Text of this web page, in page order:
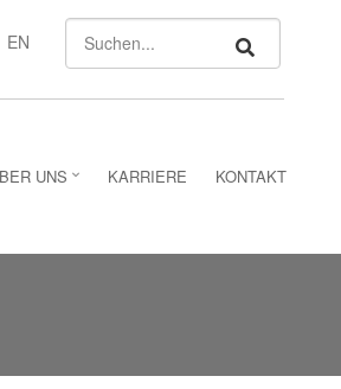
EN Suchen
UNS KARRIERE KONTAKT